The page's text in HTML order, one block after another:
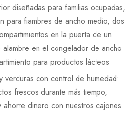
diseñadas para familias ocupadas,
para fiambres de ancho medio, dos
en la puerta de un
en el congelador de ancho
para productos lácteos
verduras con control de humedad:
frescos durante más tiempo,
dinero con nuestros cajones